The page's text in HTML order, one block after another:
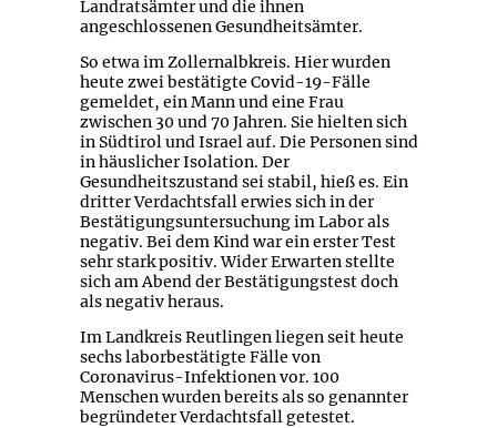
Landratsämter und die ihnen
angeschlossenen Gesundheitsämter.
So etwa im Zollernalbkreis. Hier wurden
heute zwei bestätigte Covid-19-Fälle
gemeldet, ein Mann und eine Frau
zwischen 30 und 70 Jahren. Sie hielten sich
in Südtirol und Israel auf. Die Personen sind
in häuslicher Isolation. Der
Gesundheitszustand sei stabil, hieß es. Ein
dritter Verdachtsfall erwies sich in der
Bestätigungsuntersuchung im Labor als
negativ. Bei dem Kind war ein erster Test
sehr stark positiv. Wider Erwarten stellte
sich am Abend der Bestätigungstest doch
als negativ heraus.
Im Landkreis Reutlingen liegen seit heute
sechs laborbestätigte Fälle von
Coronavirus-Infektionen vor. 100
Menschen wurden bereits als so genannter
begründeter Verdachtsfall getestet.